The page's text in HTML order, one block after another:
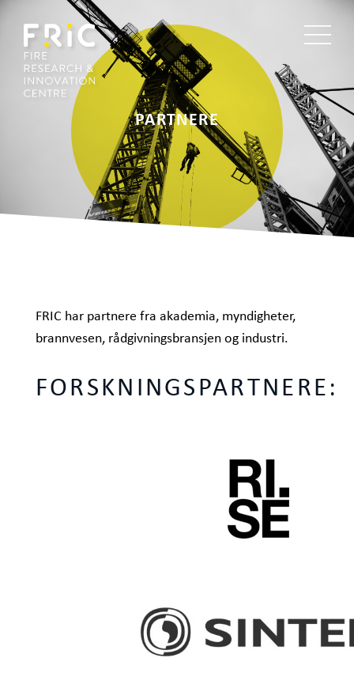
PARTNERE
FRIC har partnere fra akademia, myndigheter,
brannvesen, rådgivningsbransjen og industri.
FORSKNINGSPARTNERE: